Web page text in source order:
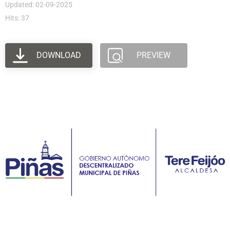
Updated: 02-09-2025
Hits: 37
DOWNLOAD PREVIEW